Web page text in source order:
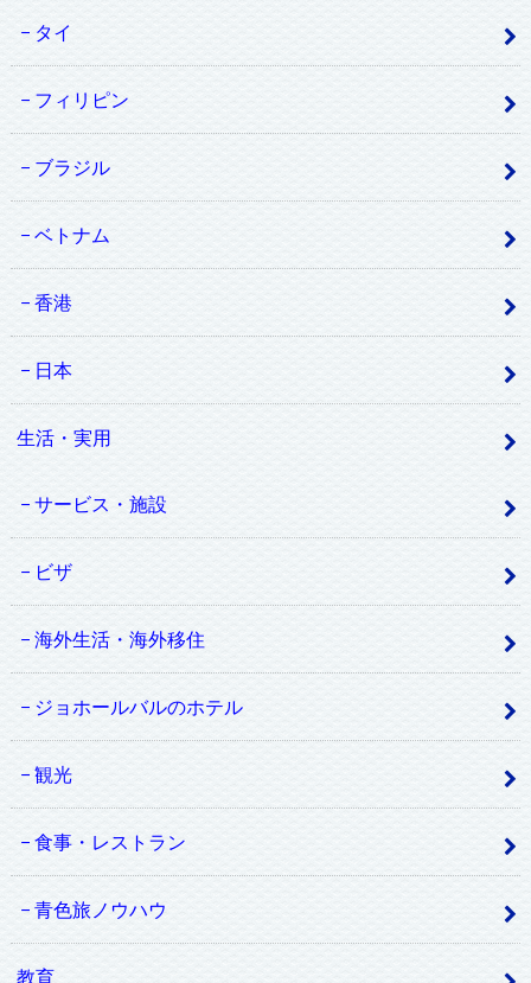
タイ
フィリピン
ブラジル
ベトナム
香港
日本
生活・実用
サービス・施設
ビザ
海外生活・海外移住
ジョホールバルのホテル
観光
食事・レストラン
青色旅ノウハウ
教育